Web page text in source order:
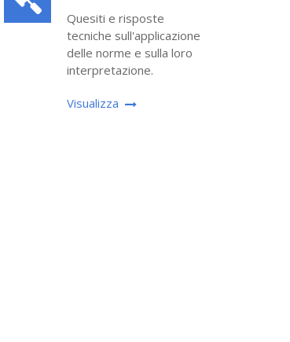
Quesiti e risposte
tecniche sull'applicazione
delle norme e sulla loro
interpretazione.
Visualizza